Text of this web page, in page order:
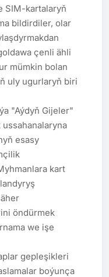
bildirdiler, olar
çenli ähli
mümkin bolan
uly ugurlaryň biri
esasy
kart
öndürmek
we işe
boýunça